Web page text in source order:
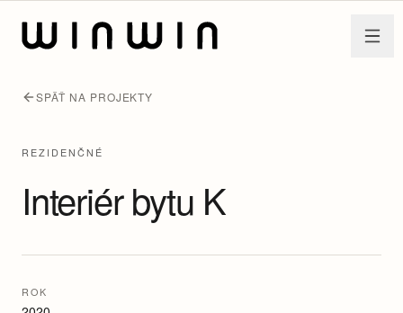
SPÄŤ NA PROJEKTY
REZIDENČNÉ
Interiér bytu K
ROK